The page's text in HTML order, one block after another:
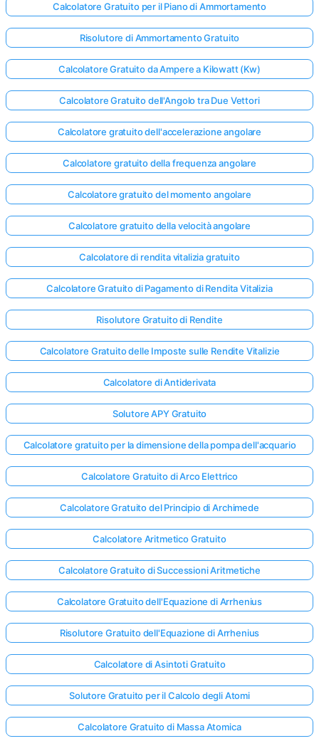
Calcolatore Gratuito per il Piano di Ammortamento
Risolutore di Ammortamento Gratuito
Calcolatore Gratuito da Ampere a Kilowatt (Kw)
Calcolatore Gratuito dell'Angolo tra Due Vettori
Calcolatore gratuito dell'accelerazione angolare
Calcolatore gratuito della frequenza angolare
Calcolatore gratuito del momento angolare
Calcolatore gratuito della velocità angolare
Calcolatore di rendita vitalizia gratuito
Calcolatore Gratuito di Pagamento di Rendita Vitalizia
Risolutore Gratuito di Rendite
Calcolatore Gratuito delle Imposte sulle Rendite Vitalizie
Calcolatore di Antiderivata
Solutore APY Gratuito
Calcolatore gratuito per la dimensione della pompa dell'acquario
Calcolatore Gratuito di Arco Elettrico
Calcolatore Gratuito del Principio di Archimede
Calcolatore Aritmetico Gratuito
Calcolatore Gratuito di Successioni Aritmetiche
Calcolatore Gratuito dell'Equazione di Arrhenius
Risolutore Gratuito dell'Equazione di Arrhenius
Calcolatore di Asintoti Gratuito
Solutore Gratuito per il Calcolo degli Atomi
Calcolatore Gratuito di Massa Atomica